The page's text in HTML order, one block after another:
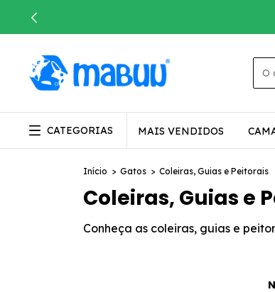
CATEGORIAS MAIS VENDIDOS
Início > Gatos > Coleiras, Guias e Peitorais
Coleiras, Guias e
Conheça as coleiras, guias e